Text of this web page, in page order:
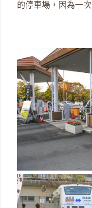
的停車場，因為一